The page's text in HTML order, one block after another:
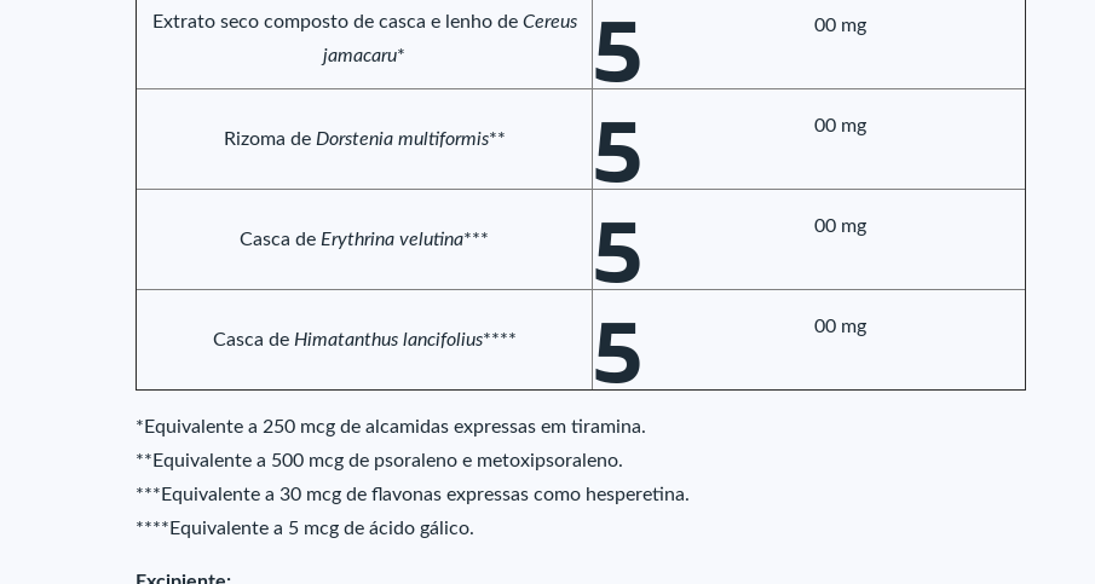
Extrato seco composto de casca e lenho de Cereus
jamacaru* 5 00 mg
Rizoma de Dorstenia multiformis** 5 00 mg
Casca de Erythrina velutina*** 5 00 mg
Casca de Himatanthus lancifolius**** 5 00 mg
*Equivalente a 250 mcg de alcamidas expressas em tiramina.
**Equivalente a 500 mcg de psoraleno e metoxipsoraleno.
***Equivalente a 30 mcg de flavonas expressas como hesperetina.
****Equivalente a 5 mcg de ácido gálico.